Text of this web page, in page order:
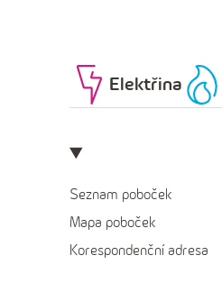
Elektřina
Seznam poboček
Mapa poboček
Korespondenční adresa